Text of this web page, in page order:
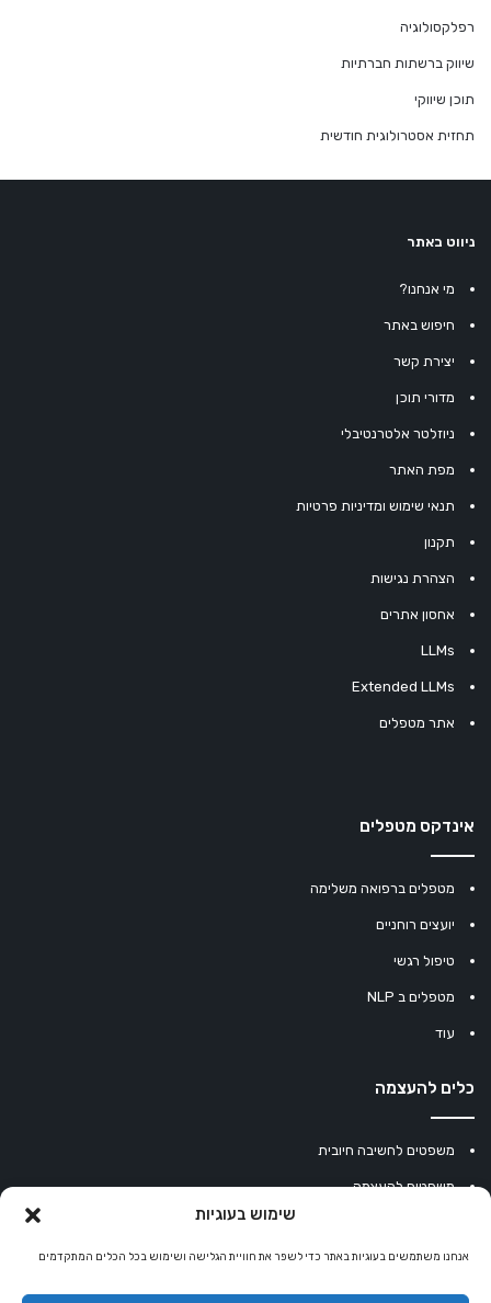
שימוש בעוגיות
אנחנו משתמשים בעוגיות באתר כדי לשפר את חוויית הגלישה ושימוש בכל הכלים המתקדמים
רפלקסולוגיה
שיווק ברשתות חברתיות
תוכן שיווקי
תחזית אסטרולוגית חודשית
ניווט באתר
מי אנחנו?
חיפוש באתר
יצירת קשר
מדורי תוכן
ניוזלטר אלטרנטיבלי
מפת האתר
תנאי שימוש ומדיניות פרטיות
תקנון
הצהרת נגישות
אחסון אתרים
LLMs
Extended LLMs
אתר מטפלים
אינדקס מטפלים
מטפלים ברפואה משלימה
יועצים רוחניים
טיפול רגשי
מטפלים ב NLP
עוד
כלים להעצמה
משפטים לחשיבה חיובית
משפטים להעצמה
מחשבון נומרולוגיה
קריסטלים למזלות